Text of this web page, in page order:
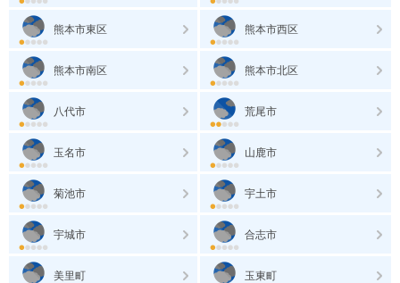
熊本市東区 熊本市西区
熊本市南区 熊本市北区
八代市 荒尾市
玉名市 山鹿市
菊池市 宇土市
宇城市 合志市
美里町 玉東町